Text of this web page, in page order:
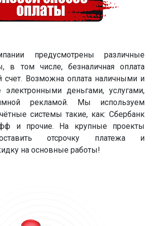
предусмотрены различные
в том числе, безналичная оплата
счет. Возможна оплата наличными и
электронными деньгами, услугами,
рекламой. Мы используем
системы такие, как: Сбербанк
и прочие. На крупные проекты
отсрочку платежа и
на основные работы!